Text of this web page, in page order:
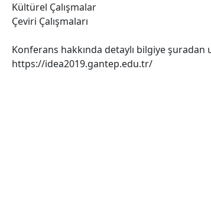
Kültürel Çalışmalar
Çeviri Çalışmaları
Konferans hakkında detaylı bilgiye şuradan
https://idea2019.gantep.edu.tr/